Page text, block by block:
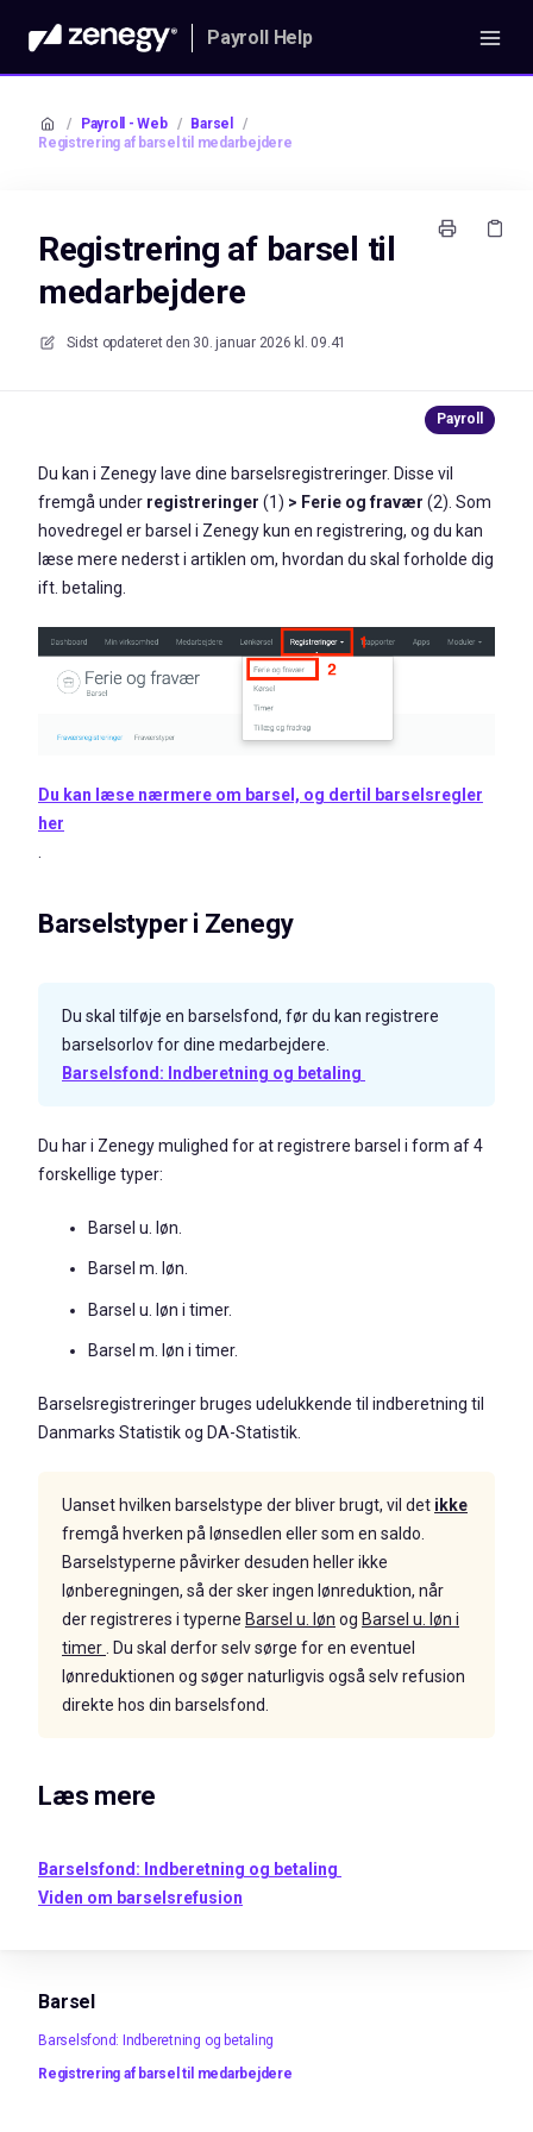
Payroll Help
/ Payroll - Web / Barsel
/
Registrering af barsel til medarbejdere
Registrering af barsel til
medarbejdere
Sidst opdateret den 30. januar 2026 kl. 09.41
Du kan i Zenegy lave dine barselsregistreringer. Disse vil
fremgå under registreringer (1) > Ferie og fravær (2). Som
hovedregel er barsel i Zenegy kun en registrering, og du kan
læse mere nederst i artiklen om, hvordan du skal forholde dig
ift. betaling.
Du kan læse nærmere om barsel, og dertil barselsregler
her
Barselstyper i Zenegy
Du skal tilføje en barselsfond, før du kan registrere
barselsorlov for dine medarbejdere.
Barselsfond: Indberetning og betaling
Du har i Zenegy mulighed for at registrere barsel i form af 4
forskellige typer:
Barsel u. løn.
Barsel m. løn.
Barsel u. løn i timer.
Barsel m. løn i timer.
Barselsregistreringer bruges udelukkende til indberetning til
Danmarks Statistik og DA-Statistik.
Uanset hvilken barselstype der bliver brugt, vil det ikke
fremgå hverken på lønsedlen eller som en saldo.
Barselstyperne påvirker desuden heller ikke
lønberegningen, så der sker ingen lønreduktion, når
der registreres i typerne Barsel u. løn og Barsel u. løn i
timer. Du skal derfor selv sørge for en eventuel
lønreduktionen og søger naturligvis også selv refusion
direkte hos din barselsfond.
Læs mere
Barselsfond: Indberetning og betaling
Viden om barselsrefusion
Barsel
Barselsfond: Indberetning og betaling
Registrering af barsel til medarbejdere